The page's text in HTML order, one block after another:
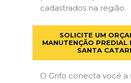
cadastrados na região.
SOLICITE UM
MANUTENÇÃO PREDIAL
SANTA
O Grifo conecta você a